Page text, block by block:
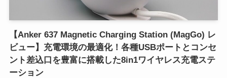
【Anker 637 Magnetic Charging Station (MagGo) レ
ビュー】充電環境の最適化！各種USBポートとコンセ
ント差込口を豊富に搭載した8in1ワイヤレス充電ステ
ーション